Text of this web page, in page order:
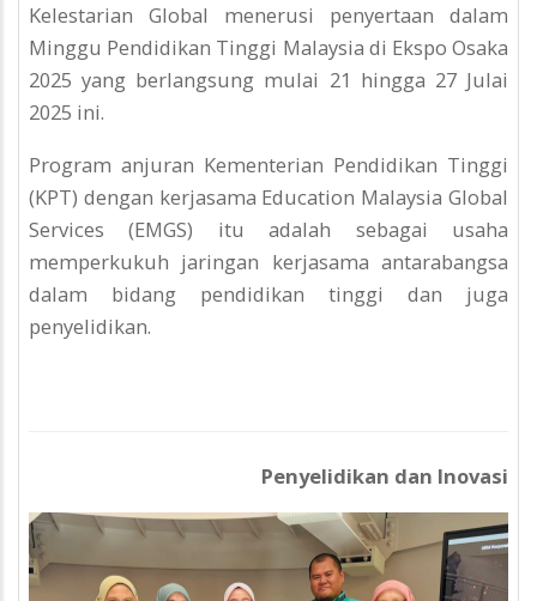
Kelestarian Global menerusi penyertaan dalam
Minggu Pendidikan Tinggi Malaysia di Ekspo Osaka
2025 yang berlangsung mulai 21 hingga 27 Julai
2025 ini.
Program anjuran Kementerian Pendidikan Tinggi
(KPT) dengan kerjasama Education Malaysia Global
Services (EMGS) itu adalah sebagai usaha
memperkukuh jaringan kerjasama antarabangsa
dalam bidang pendidikan tinggi dan juga
penyelidikan.
Penyelidikan dan Inovasi